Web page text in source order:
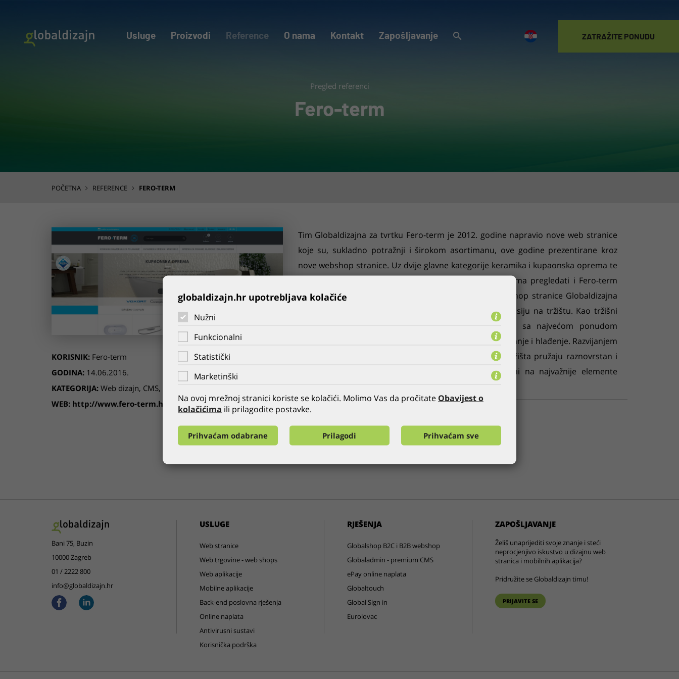
POSTANITE
Usluge Proizvodi Reference O nama Kontakt Zapošljavanje ZATRAŽITE PONUDU
Pregled referenci
Fero-term
POČETNA REFERENCE FERO-TERM
KORISNIK: Fero-term
GODINA: 14.06.2016.
KATEGORIJA: Web dizajn, CMS,
WEB: http://www.fero-term.hr/
Tim Globaldizajna za tvrtku Fero-term je 2012. godine napravio nove web stranice
koje su, sukladno potražnji i širokom asortimanu, ove godine prezentirane kroz
nove webshop stranice. Uz dvije glavne kategorije keramika i kupaonska oprema te
sanitarije možete na ugodnim i informativnim stranicama pregledati i Fero-term
projekte kao i 3D vizualizacije. Nove redizajnirane webshop stranice Globaldizajna
tvrtka Fero-term koristi kako bi utvrdila svoju viziju i misiju na tržištu. Kao tržišni
lider žele očuvati i zadržati vodeću poziciju u regiji sa najvećom ponudom
kupaonske i sanitarne opreme, pločica te opreme za grijanje i hlađenje. Razvijanjem
originalnih brandova visoke kvalitete i osluškivanjem tržišta pružaju raznovrstan i
cjenovno prihvatljiv asortiman te su pritom usmjereni na najvažnije elemente
OSTALE REFERENCE GLOBALDIZAJNA
PRETHODNA SLJEDEĆA
Bani 75, Buzin
10000 Zagreb
01 / 2222 800
info@globaldizajn.hr
USLUGE
Web stranice
Web trgovine - web shops
Web aplikacije
Mobilne aplikacije
Back-end poslovna rješenja
Online naplata
Antivirusni sustavi
Korisnička podrška
RJEŠENJA
Globalshop B2C i B2B webshop
Globaladmin - premium CMS
ePay online naplata
Globaltouch
Global Sign in
Eurolovac
ZAPOŠLJAVANJE
Želiš unaprijediti svoje znanje i steći
neprocjenjivo iskustvo u dizajnu web
stranica i mobilnih aplikacija?
Pridružite se Globaldizajn timu!
PRIJAVITE SE
globaldizajn.hr upotrebljava kolačiće
Nužni
Funkcionalni
Statistički
Marketinški
Na ovoj mrežnoj stranici koriste se kolačići. Molimo Vas da pročitate Obavijest o
kolačićima ili prilagodite postavke.
Prihvaćam odabrane Prilagodi Prihvaćam sve